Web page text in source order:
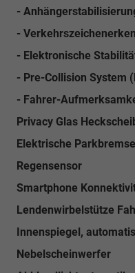
-
-
- Elektronische
- Pre-Collision System
- Fahrer-
Privacy Glas
Elektrische Parkbremse
Regensensor
Smartphone
Lendenwirbelstütze
Innenspiegel,
Nebelscheinwerfer